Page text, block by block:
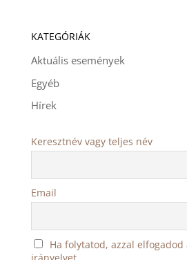
KATEGÓRIÁK
Aktuális események
Egyéb
Hírek
Keresztnév vagy teljes név
Email
Ha folytatod, azzal